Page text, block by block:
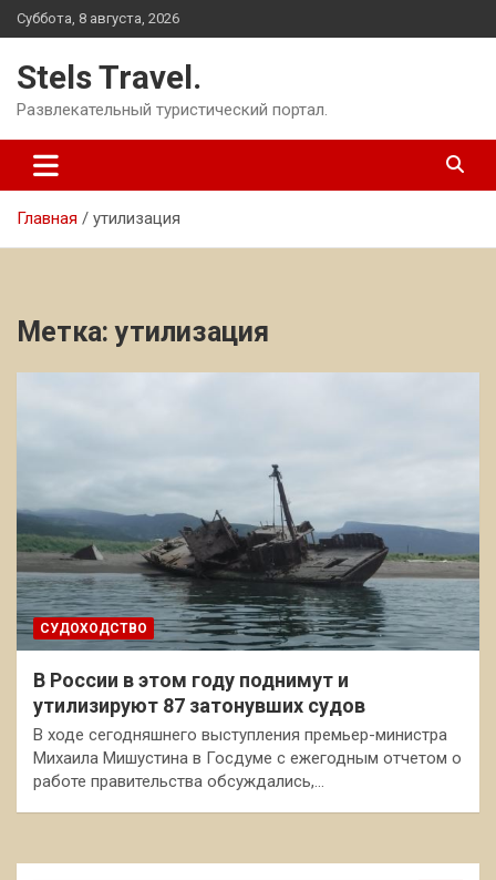
Перейти
к
Суббота, 8 августа, 2026
Stels Travel.
Развлекательный туристический портал.
Главная утилизация
Метка:утилизация
СУДОХОДСТВО
В России в этом году поднимут и
утилизируют 87 затонувших судов
В ходе сегодняшнего выступления премьер-министра
Михаила Мишустина в Госдуме с ежегодным отчетом о
работе правительства обсуждались,…